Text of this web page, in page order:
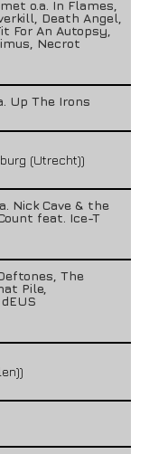
o.a. In Flames,
Death Angel,
For An Autopsy,
Necrot
Up The Irons
(Utrecht))
Nick Cave & the
feat. Ice-T
The
Pile,